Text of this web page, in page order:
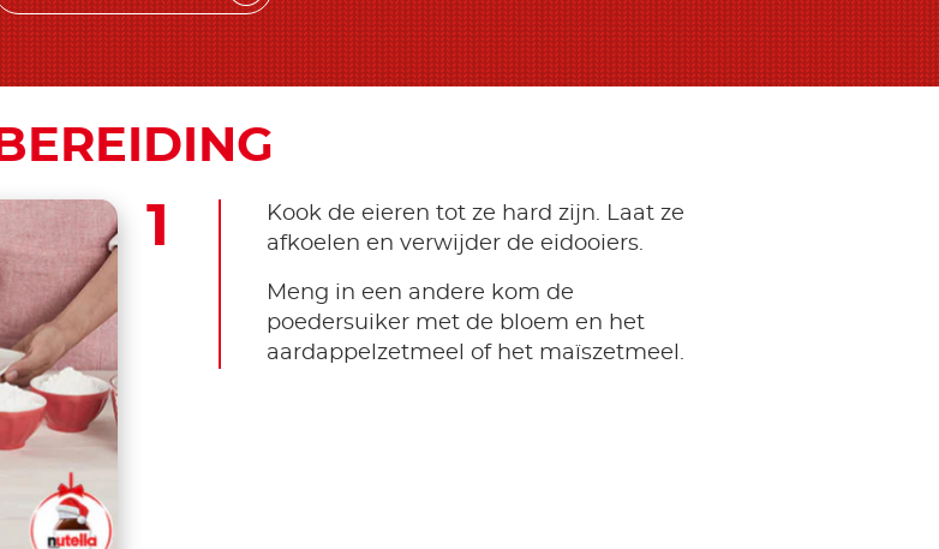
BEREIDING
Kook de eieren tot ze hard zijn. Laat ze
afkoelen en verwijder de eidooiers.
Meng in een andere kom de
poedersuiker met de bloem en het
aardappelzetmeel of het maïszetmeel.